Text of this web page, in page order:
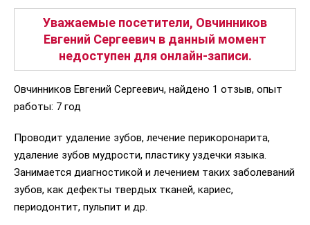
Уважаемые посетители, Овчинников
Евгений Сергеевич в данный момент
недоступен для онлайн-записи.
Овчинников Евгений Сергеевич, найдено 1 отзыв, опыт
работы: 7 год
Проводит удаление зубов, лечение перикоронарита,
удаление зубов мудрости, пластику уздечки языка.
Занимается диагностикой и лечением таких заболеваний
зубов, как дефекты твердых тканей, кариес,
периодонтит, пульпит и др.